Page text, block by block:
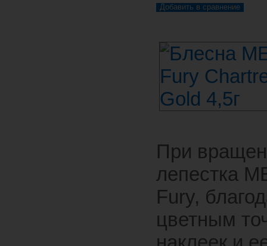
При
лепестка
Fury,
цветным